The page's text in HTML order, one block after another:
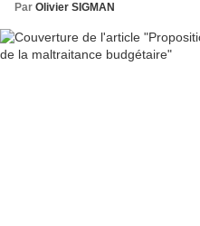
Par Olivier SIGMAN